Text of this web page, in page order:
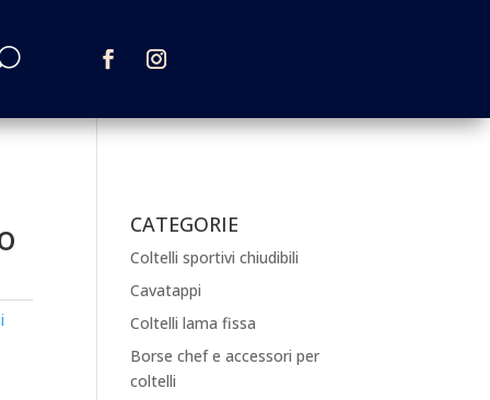
CATEGORIE
Coltelli sportivi chiudibili
Cavatappi
Coltelli lama fissa
Borse chef e accessori per
coltelli